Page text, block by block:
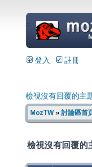
=
登入 註冊
檢視沒有回覆的主
MozTW» 討論區首
檢視沒有回覆的